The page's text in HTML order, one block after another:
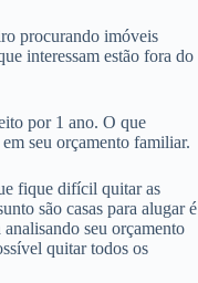
procurando imóveis
interessam estão fora do
por 1 ano. O que
seu orçamento familiar.
fique difícil quitar as
são casas para alugar é
seu orçamento
quitar todos os